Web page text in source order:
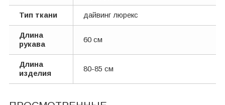
Тип ткани дайвинг люрекс
Длина
рукава
60 см
Длина
изделия
80-85 см